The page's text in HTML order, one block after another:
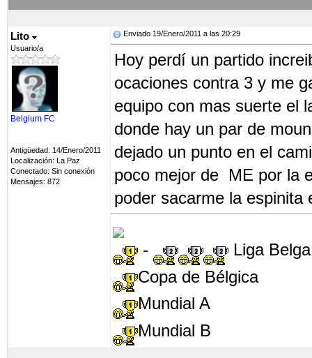
Lito
Usuario/a
Belgium FC
Antigüedad: 14/Enero/2011
Localización: La Paz
Conectado: Sin conexión
Mensajes: 872
Enviado 19/Enero/2011 a las 20:29
Hoy perdí un partido
ocaciones contra 3 y me
equipo con mas suerte el
donde hay un par de
dejado un punto en el
poco mejor de ME por la
poder sacarme la espinita
-
Liga Belga
Copa de Bélgica
Mundial A
Mundial B